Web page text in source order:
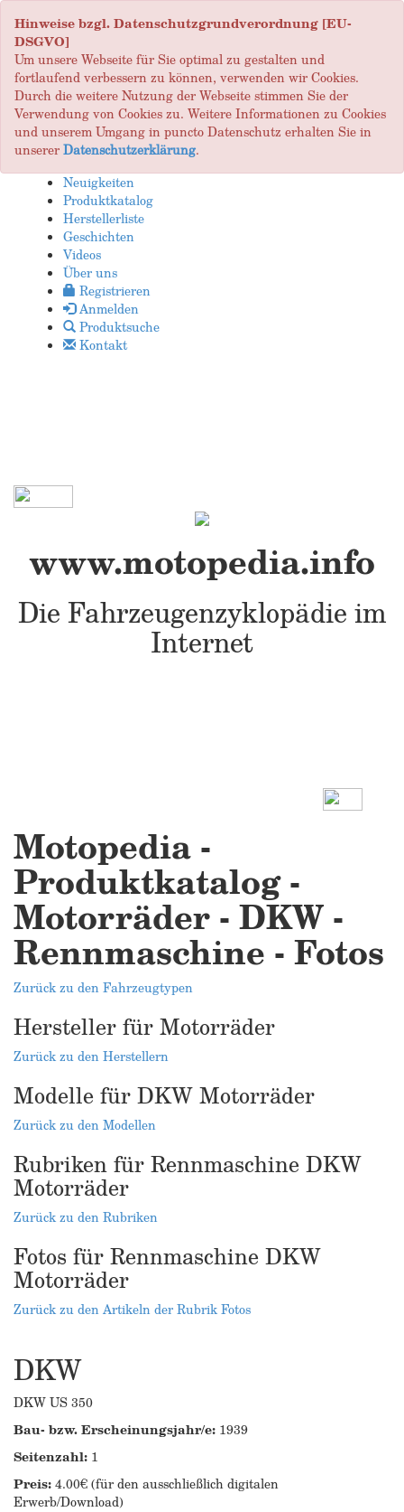
Hinweise bzgl. Datenschutzgrundverordnung [EU-
DSGVO]
Um unsere Webseite für Sie optimal zu gestalten und
fortlaufend verbessern zu können, verwenden wir Cookies.
Durch die weitere Nutzung der Webseite stimmen Sie der
Verwendung von Cookies zu. Weitere Informationen zu Cookies
und unserem Umgang in puncto Datenschutz erhalten Sie in
unsererDatenschutzerklärung.
Neuigkeiten
Produktkatalog
Herstellerliste
Geschichten
Videos
Über uns
Registrieren
Anmelden
Produktsuche
Kontakt
www.motopedia.info
Die Fahrzeugenzyklopädie im
Internet
Motopedia -
Produktkatalog -
Motorräder - DKW -
Rennmaschine - Fotos
Zurück zu den Fahrzeugtypen
Hersteller für Motorräder
Zurück zu den Herstellern
Modelle für DKW Motorräder
Zurück zu den Modellen
Rubriken für Rennmaschine DKW
Motorräder
Zurück zu den Rubriken
Fotos für Rennmaschine DKW
Motorräder
Zurück zu den Artikeln der Rubrik Fotos
DKW
DKW US 350
Bau- bzw. Erscheinungsjahr/e: 1939
Seitenzahl: 1
Preis:4.00€ (für den ausschließlich digitalen
Erwerb/Download)